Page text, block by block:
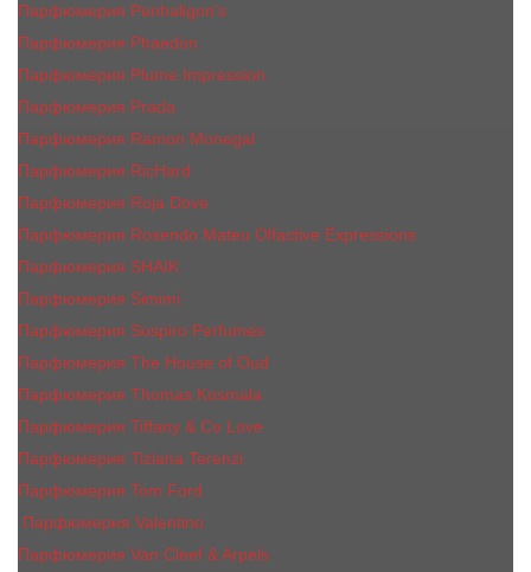
Парфюмерия Penhaligon's
Парфюмерия Phaedon
Парфюмерия Plume Impression
Парфюмерия Prada
Парфюмерия Ramon Monegal
Парфюмерия RicHard
Парфюмерия Roja Dove
Парфюмерия Rosendo Mateu Olfactive Expressions
Парфюмерия SHAIK
Парфюмерия Simimi
Парфюмерия Sospiro Perfumes
Парфюмерия The House of Oud
Парфюмерия Thomas Kosmala
Парфюмерия Tiffany & Co Love
Парфюмерия Tiziana Terenzi
Парфюмерия Tom Ford
Парфюмерия Valentino
Парфюмерия Van Cleef & Arpels